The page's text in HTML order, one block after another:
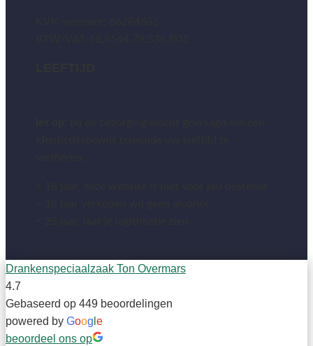
Drankenspeciaalzaak Ton Overmars
4.7
Gebaseerd op 449 beoordelingen
powered by Goog e
beoordeel ons op